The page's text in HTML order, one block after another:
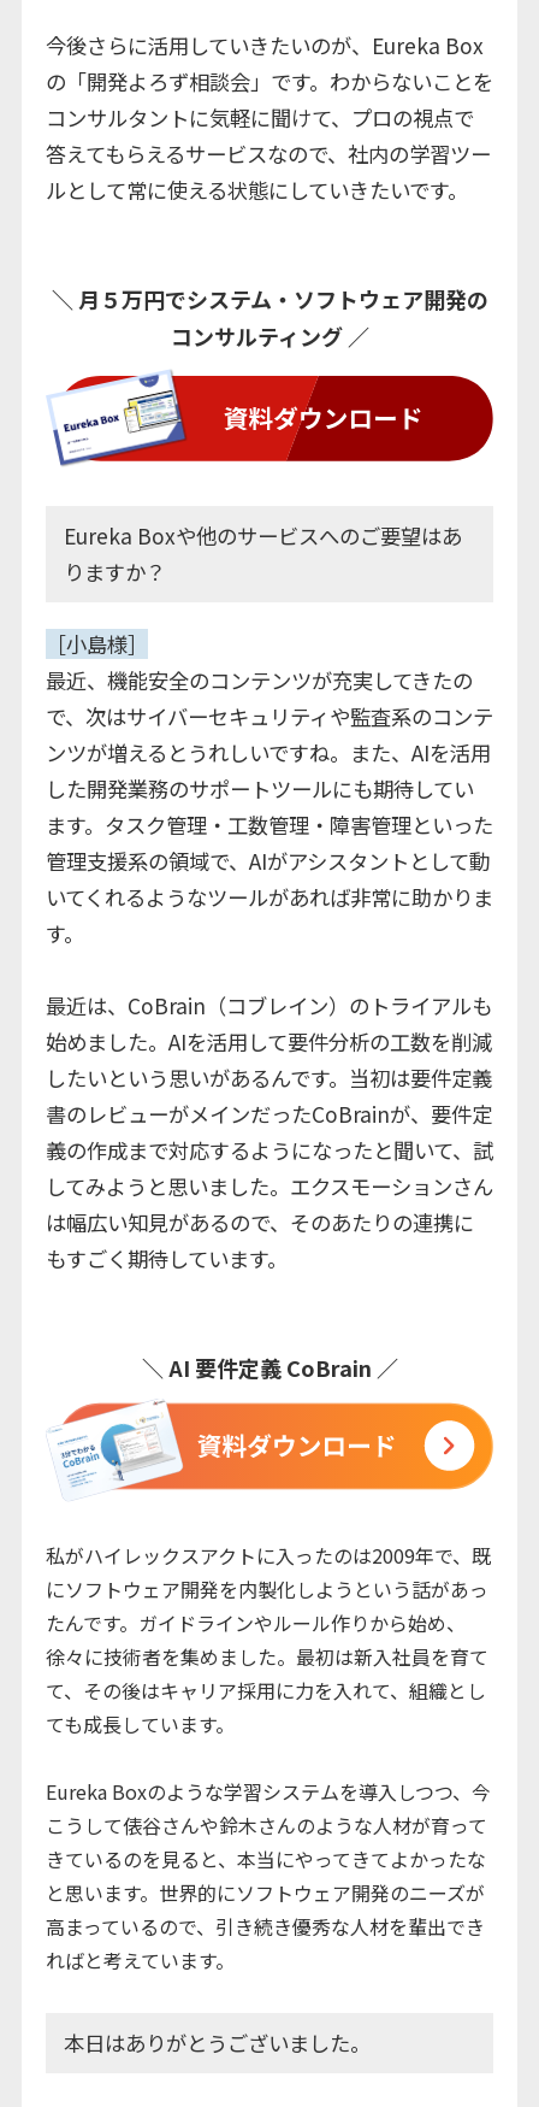
今後さらに活用していきたいのが、Eureka Box
の「開発よろず相談会」です。わからないことを
コンサルタントに気軽に聞けて、プロの視点で
答えてもらえるサービスなので、社内の学習ツー
ルとして常に使える状態にしていきたいです。
︎＼ 月５万円でシステム・ソフトウェア開発の
コンサルティング ／
Eureka Boxや他のサービスへのご要望はあ
りますか？
［小島様］
最近、機能安全のコンテンツが充実してきたの
で、次はサイバーセキュリティや監査系のコンテ
ンツが増えるとうれしいですね。また、AIを活用
した開発業務のサポートツールにも期待してい
ます。タスク管理・工数管理・障害管理といった
管理支援系の領域で、AIがアシスタントとして動
いてくれるようなツールがあれば非常に助かりま
す。
最近は、CoBrain（コブレイン）のトライアルも
始めました。AIを活用して要件分析の工数を削減
したいという思いがあるんです。当初は要件定義
書のレビューがメインだったCoBrainが、要件定
義の作成まで対応するようになったと聞いて、試
してみようと思いました。エクスモーションさん
は幅広い知見があるので、そのあたりの連携に
もすごく期待しています。
︎＼ AI 要件定義 CoBrain ／
私がハイレックスアクトに入ったのは2009年で、既
にソフトウェア開発を内製化しようという話があっ
たんです。ガイドラインやルール作りから始め、
徐々に技術者を集めました。最初は新入社員を育て
て、その後はキャリア採用に力を入れて、組織とし
ても成長しています。
Eureka Boxのような学習システムを導入しつつ、今
こうして俵谷さんや鈴木さんのような人材が育って
きているのを見ると、本当にやってきてよかったな
と思います。世界的にソフトウェア開発のニーズが
高まっているので、引き続き優秀な人材を輩出でき
ればと考えています。
本日はありがとうございました。